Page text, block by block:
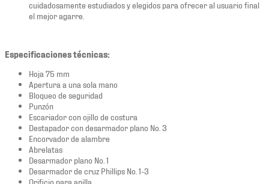
cuidadosamente estudiados y elegidos para ofrecer al usuario final
el mejor agarre.
Especificaciones técnicas:
Hoja 75 mm
Apertura a una sola mano
Bloqueo de seguridad
Punzón
Escariador con ojillo de costura
Destapador con desarmador plano No. 3
Encorvador de alambre
Abrelatas
Desarmador plano No. 1
Desarmador de cruz Phillips No. 1-3
Orificio para anilla